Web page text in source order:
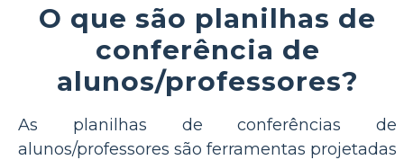
O que são planilhas de
conferência de
alunos/professores?
As planilhas de conferências de
alunos/professores são ferramentas projetadas